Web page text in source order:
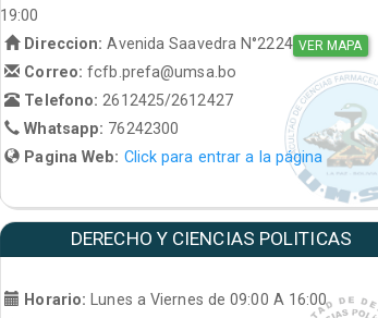
19:00
Direccion: Avenida Saavedra N°2224 VER MAPA
Correo:fcfb.prefa@umsa.bo
Telefono:2612425/2612427
Whatsapp: 76242300
Pagina Web: Click para entrar a la página
DERECHO Y CIENCIAS POLITICAS
Horario:
Lunes a Viernes de 09:00 A 16:00